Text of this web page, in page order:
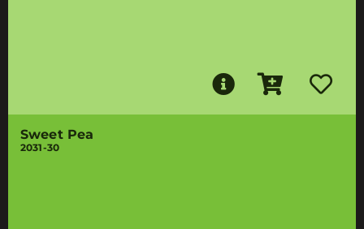
Sweet Pea
2031-30